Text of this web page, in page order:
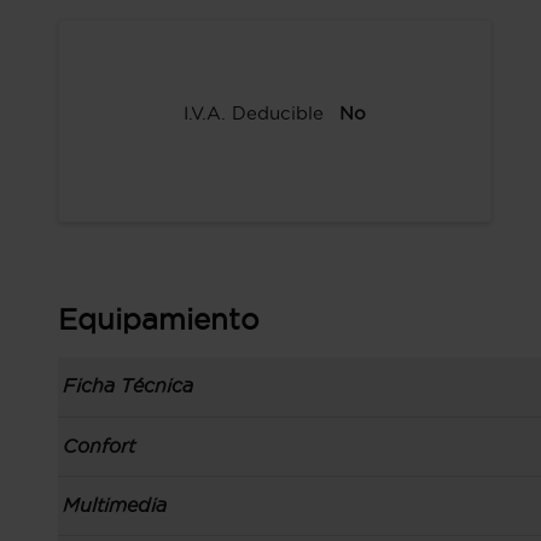
I.V.A. Deducible No
Equipamiento
Ficha Técnica
Información de la versión: número última lista
Carrocería tipo todoterreno con 5 puertas,
Confort
Toma/s de 12v en los asientos delanteros
Multimedia